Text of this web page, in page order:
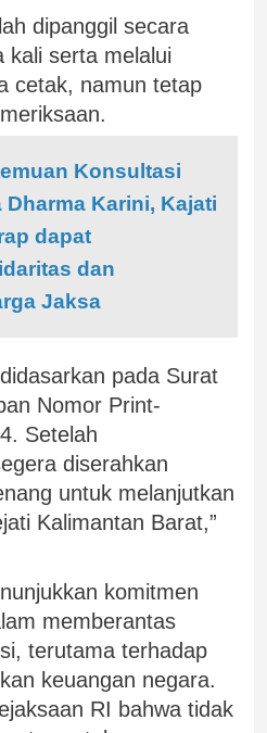
dipanggil secara
kali serta melalui
cetak, namun tetap
Konsultasi
Karini, Kajati
dapat
dan
Jaksa
pada Surat
Nomor Print-
Setelah
diserahkan
untuk melanjutkan
Kalimantan Barat,”
komitmen
memberantas
terutama terhadap
keuangan negara.
RI bahwa tidak